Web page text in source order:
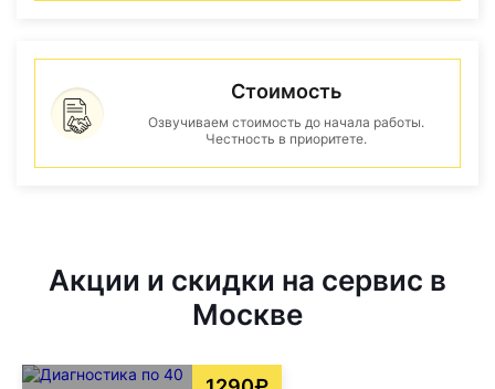
Стоимость
Озвучиваем стоимость до начала работы.
Честность в приоритете.
Акции и скидки на сервис в
Москве